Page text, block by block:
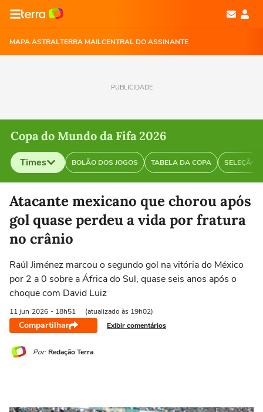
MAPA ASTRALTERRA MAILCENTRAL DO ASSINANTE
PUBLICIDADE
Copa do Mundo da Fifa 2026
Times BOLÃO DOS JOGOS TABELA DA COPA SELEÇÃO
Selecione o time para ver as notícias
Atacante mexicano que chorou após
gol quase perdeu a vida por fratura
no crânio
Raúl Jiménez marcou o segundo gol na vitória do México
por 2 a 0 sobre a África do Sul, quase seis anos após o
choque com David Luiz
11 jun 2026 - 18h51 (atualizado às 19h02)
Compartilhar Exibir comentários
Por: Redação Terra